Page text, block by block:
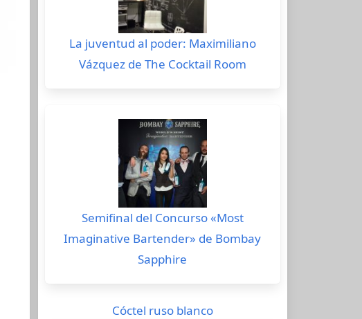
La juventud al poder: Maximiliano
Vázquez de The Cocktail Room
Semifinal del Concurso «Most
Imaginative Bartender» de Bombay
Sapphire
Cóctel ruso blanco